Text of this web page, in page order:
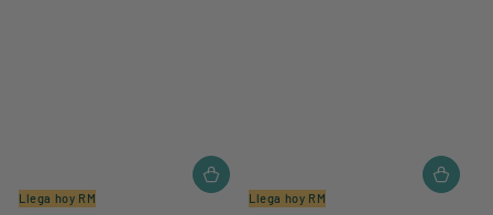
Llega hoy RM Llega hoy RM